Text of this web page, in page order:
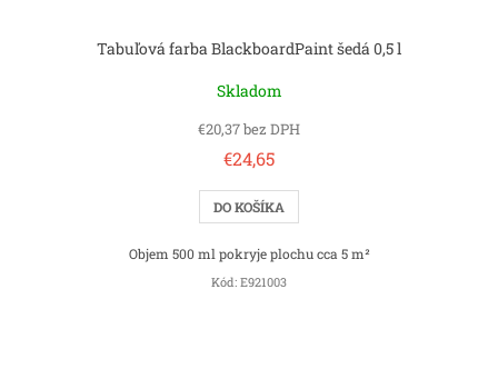
Tabuľová farba BlackboardPaint šedá 0,5 l
Skladom
€20,37 bez DPH
€24,65
DO KOŠÍKA
Objem 500 ml pokryje plochu cca 5 m²
Kód: E921003